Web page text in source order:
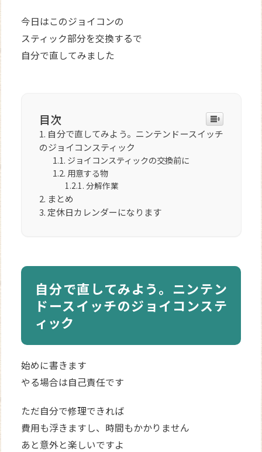
今日はこのジョイコンの
スティック部分を交換するで
自分で直してみました
目次
自分で直してみよう。ニンテンドースイッチ
のジョイコンスティック
ジョイコンスティックの交換前に
用意する物
分解作業
まとめ
定休日カレンダーになります
自分で直してみよう。ニンテン
ドースイッチのジョイコンステ
ィック
始めに書きます
やる場合は自己責任です
ただ自分で修理できれば
費用も浮きますし、時間もかかりません
あと意外と楽しいですよ